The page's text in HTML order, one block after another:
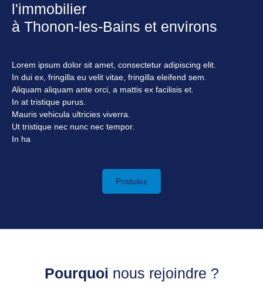
l'immobilier
à Thonon-les-Bains et environs
Lorem ipsum dolor sit amet, consectetur adipiscing elit.
In dui ex, fringilla eu velit vitae, fringilla eleifend sem.
Aliquam aliquam ante orci, a mattis ex facilisis et.
In at tristique purus.
Mauris vehicula ultricies viverra.
Ut tristique nec nunc nec tempor.
In ha
Postulez
Pourquoi nous rejoindre ?